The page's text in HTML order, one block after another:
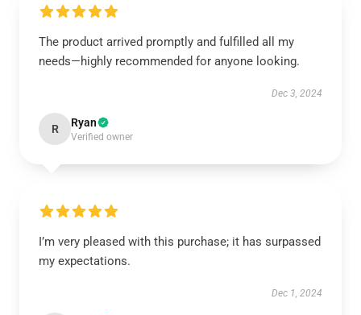
The product arrived promptly and fulfilled all my
needs—highly recommended for anyone looking.
Dec 3, 2024
R Ryan
Verified owner
I’m very pleased with this purchase; it has surpassed
my expectations.
Dec 1, 2024